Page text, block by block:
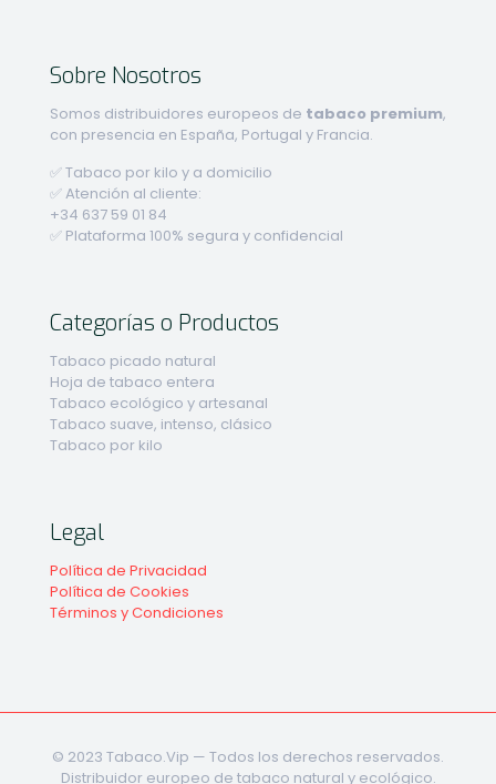
Sobre Nosotros
Somos distribuidores europeos de tabaco premium,
con presencia en España, Portugal y Francia.
✅ Tabaco por kilo y a domicilio
✅ Atención al cliente:
+34 637 59 01 84
✅ Plataforma 100% segura y confidencial
Categorías o Productos
Tabaco picado natural
Hoja de tabaco entera
Tabaco ecológico y artesanal
Tabaco suave, intenso, clásico
Tabaco por kilo
Legal
Política de Privacidad
Política de Cookies
Términos y Condiciones
© 2023 Tabaco.Vip — Todos los derechos reservados.
Distribuidor europeo de tabaco natural y ecológico.